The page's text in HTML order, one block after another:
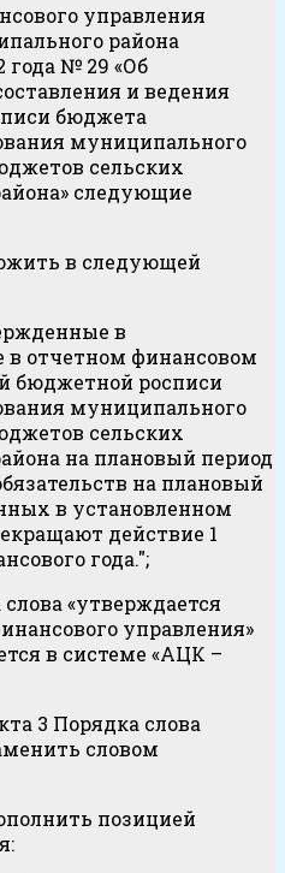
управления
района
года № 29 «Об
и ведения
бюджета
муниципального
сельских
следующие
в следующей
в
в отчетном финансовом
бюджетной росписи
муниципального
сельских
на плановый период
на плановый
в установленном
действие 1
года.";
«утверждается
управления»
в системе «АЦК –
3 Порядка слова
словом
позицией